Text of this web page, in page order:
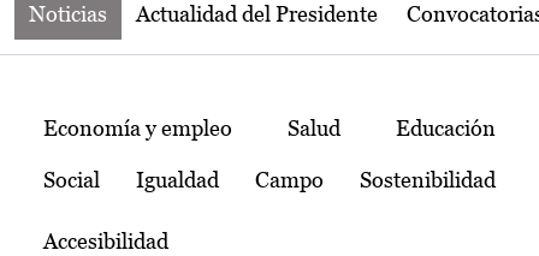
Noticias Actualidad del Presidente
Temas
Economía y empleo Salud Educación
Social Igualdad Campo Sostenibilidad
Accesibilidad